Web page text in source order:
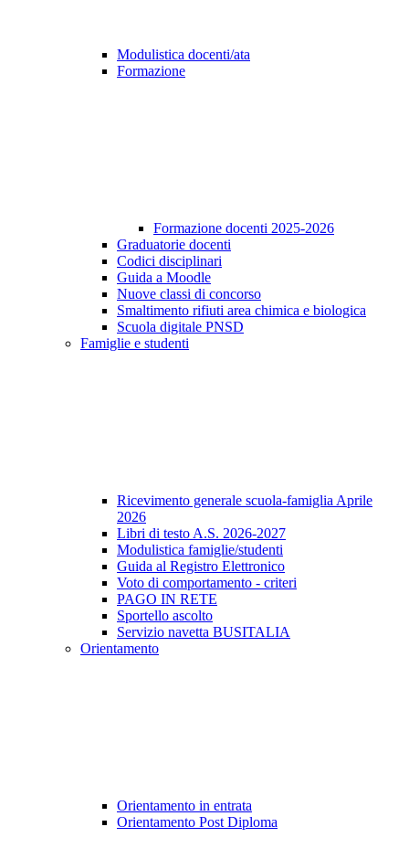
Modulistica docenti/ata
Formazione
Formazione docenti 2025-2026
Graduatorie docenti
Codici disciplinari
Guida a Moodle
Nuove classi di concorso
Smaltimento rifiuti area chimica e biologica
Scuola digitale PNSD
Famiglie e studenti
Ricevimento generale scuola-famiglia Aprile
2026
Libri di testo A.S. 2026-2027
Modulistica famiglie/studenti
Guida al Registro Elettronico
Voto di comportamento - criteri
PAGO IN RETE
Sportello ascolto
Servizio navetta BUSITALIA
Orientamento
Orientamento in entrata
Orientamento Post Diploma